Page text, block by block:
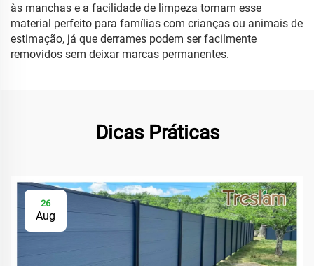
às manchas e a facilidade de limpeza tornam esse
material perfeito para famílias com crianças ou animais de
estimação, já que derrames podem ser facilmente
removidos sem deixar marcas permanentes.
Dicas Práticas
26
Aug